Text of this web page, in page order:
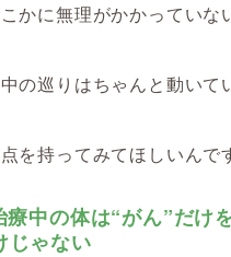
こかに無理がかかっていな
中の巡りはちゃんと動いて
を持ってみてほしいんで
療中の体は“がん”だけ
じゃない